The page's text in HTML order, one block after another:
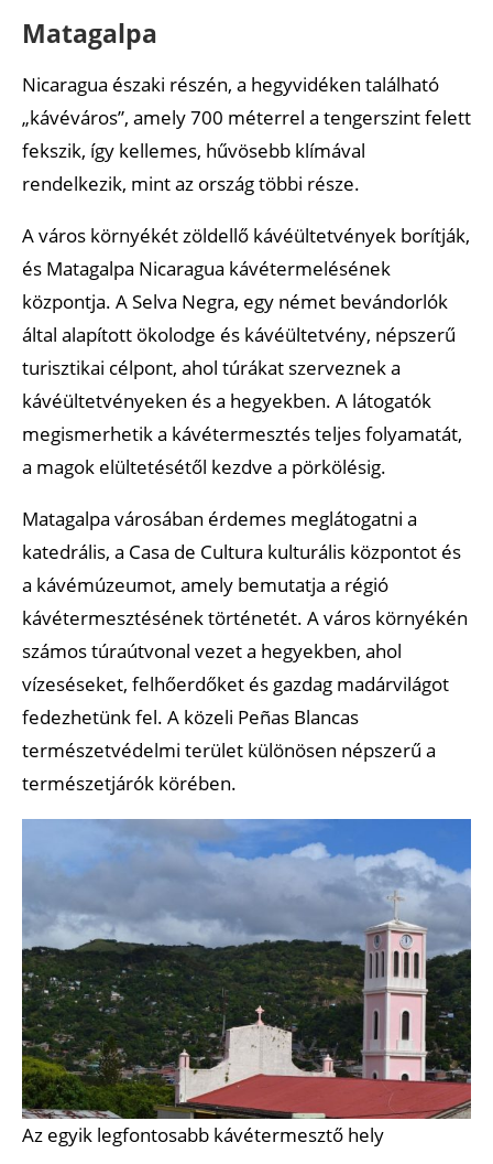
Matagalpa
Nicaragua északi részén, a hegyvidéken található
„kávéváros”, amely 700 méterrel a tengerszint felett
fekszik, így kellemes, hűvösebb klímával
rendelkezik, mint az ország többi része.
A város környékét zöldellő kávéültetvények borítják,
és Matagalpa Nicaragua kávétermelésének
központja. A Selva Negra, egy német bevándorlók
által alapított ökolodge és kávéültetvény, népszerű
turisztikai célpont, ahol túrákat szerveznek a
kávéültetvényeken és a hegyekben. A látogatók
megismerhetik a kávétermesztés teljes folyamatát,
a magok elültetésétől kezdve a pörkölésig.
Matagalpa városában érdemes meglátogatni a
katedrális, a Casa de Cultura kulturális központot és
a kávémúzeumot, amely bemutatja a régió
kávétermesztésének történetét. A város környékén
számos túraútvonal vezet a hegyekben, ahol
vízeséseket, felhőerdőket és gazdag madárvilágot
fedezhetünk fel. A közeli Peñas Blancas
természetvédelmi terület különösen népszerű a
természetjárók körében.
Az egyik legfontosabb kávétermesztő hely